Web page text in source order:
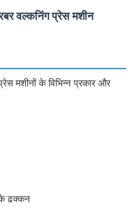
वल्कनिंग प्रेस मशीन
मशीनों के विभिन्न प्रकार और
ढक्कन